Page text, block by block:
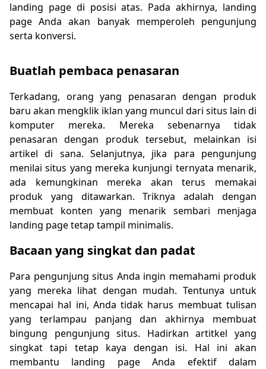
landing page di posisi atas. Pada akhirnya, landing
page Anda akan banyak memperoleh pengunjung
serta konversi.
Buatlah pembaca penasaran
Terkadang, orang yang penasaran dengan produk
baru akan mengklik iklan yang muncul dari situs lain di
komputer mereka. Mereka sebenarnya tidak
penasaran dengan produk tersebut, melainkan isi
artikel di sana. Selanjutnya, jika para pengunjung
menilai situs yang mereka kunjungi ternyata menarik,
ada kemungkinan mereka akan terus memakai
produk yang ditawarkan. Triknya adalah dengan
membuat konten yang menarik sembari menjaga
landing page tetap tampil minimalis.
Bacaan yang singkat dan padat
Para pengunjung situs Anda ingin memahami produk
yang mereka lihat dengan mudah. Tentunya untuk
mencapai hal ini, Anda tidak harus membuat tulisan
yang terlampau panjang dan akhirnya membuat
bingung pengunjung situs. Hadirkan artitkel yang
singkat tapi tetap kaya dengan isi. Hal ini akan
membantu landing page Anda efektif dalam